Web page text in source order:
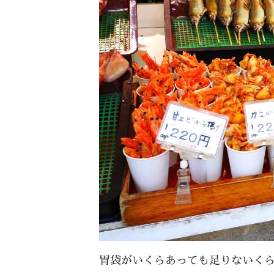
胃袋がいくらあっても足りないく